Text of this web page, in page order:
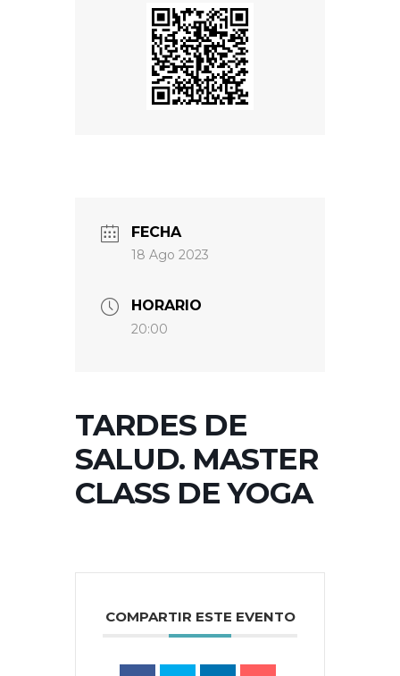
FECHA
18 Ago 2023
HORARIO
20:00
TARDES DE
SALUD. MASTER
CLASS DE YOGA
COMPARTIR ESTE EVENTO